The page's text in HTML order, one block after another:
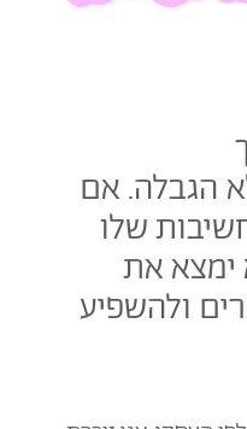
הגבלה. אם
שלו
ימצא את
ולהשפיע